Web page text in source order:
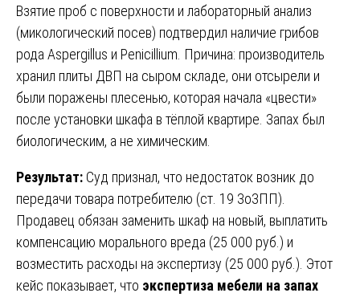
Взятие проб с поверхности и лабораторный анализ
(микологический посев) подтвердил наличие грибов
рода Aspergillus и Penicillium. Причина: производитель
хранил плиты ДВП на сыром складе, они отсырели и
были поражены плесенью, которая начала «цвести»
после установки шкафа в тёплой квартире. Запах был
биологическим, а не химическим.
Результат: Суд признал, что недостаток возник до
передачи товара потребителю (ст. 19 ЗоЗПП).
Продавец обязан заменить шкаф на новый, выплатить
компенсацию морального вреда (25 000 руб.) и
возместить расходы на экспертизу (25 000 руб.). Этот
кейс показывает, что экспертиза мебели на запах